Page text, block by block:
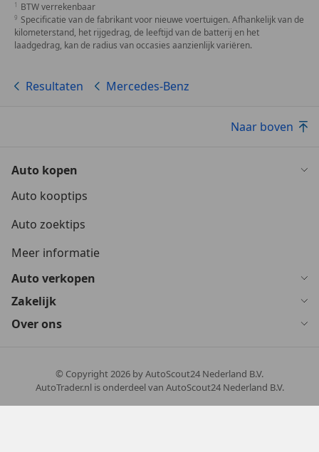
BTW verrekenbaar
Specificatie van de fabrikant voor nieuwe voertuigen. Afhankelijk van de
kilometerstand, het rijgedrag, de leeftijd van de batterij en het
laadgedrag, kan de radius van occasies aanzienlijk variëren.
Resultaten Mercedes-Benz
Naar boven
Auto kopen
Auto kooptips
Auto zoektips
Meer informatie
Auto verkopen
Zakelijk
Over ons
© Copyright2026 by AutoScout24 Nederland B.V.
AutoTrader.nl is onderdeel van AutoScout24 Nederland B.V.